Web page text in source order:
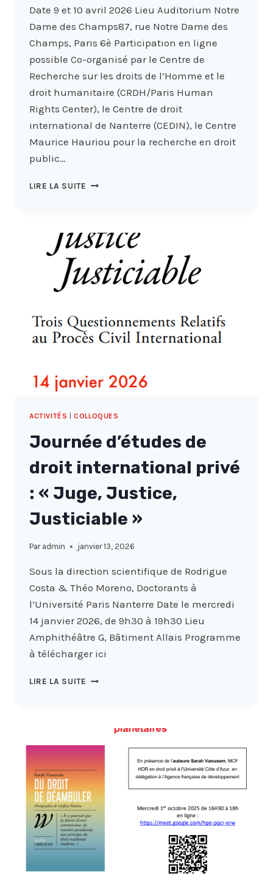
Date 9 et 10 avril 2026 Lieu Auditorium Notre
Dame des Champs87, rue Notre Dame des
Champs, Paris 6è Participation en ligne
possible Co-organisé par le Centre de
Recherche sur les droits de l’Homme et le
droit humanitaire (CRDH/Paris Human
Rights Center), le Centre de droit
international de Nanterre (CEDIN), le Centre
Maurice Hauriou pour la recherche en droit
public…
LIRE LA SUITE DEUXIÈMES
DE
L’HOMME
PARIS
–
RIGHTS
DAYS
ACTIVITÉS |COLLOQUES
Journée d’études de
droit international privé
: « Juge, Justice,
Justiciable »
Par admin janvier 13, 2026
Sous la direction scientifique de Rodrigue
Costa & Théo Moreno, Doctorants à
l’Université Paris Nanterre Date le mercredi
14 janvier 2026, de 9h30 à 19h30 Lieu
Amphithéâtre G, Bâtiment Allais Programme
à télécharger ici
LIRE LA SUITE JOURNÉE
INTERNATIONAL
« JUGE,
JUSTICIABLE »